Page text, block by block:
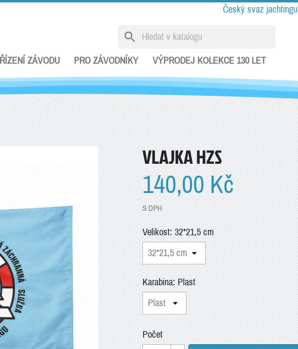
Český svaz jachtingu
search
ŘÍZENÍ ZÁVODU
PRO ZÁVODNÍKY VÝPRODEJ KOLEKCE 130 LET
VLAJKA HZS
140,00 Kč
S DPH
Velikost: 32*21,5 cm
Karabina: Plast
Počet